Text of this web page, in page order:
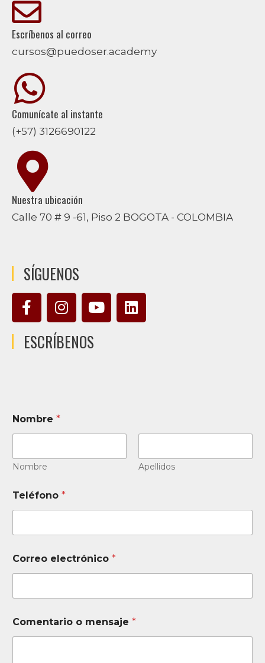
Escríbenos al correo
cursos@puedoser.academy
Comunícate al instante
(+57) 3126690122
Nuestra ubicación
Calle 70 # 9 -61, Piso 2 BOGOTA - COLOMBIA
SÍGUENOS
ESCRÍBENOS
Nombre *
Nombre Apellidos
Teléfono *
e
n
e
d
e
Correo electrónico *
Comentario o mensaje *